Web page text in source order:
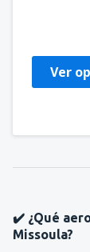
Ver
✔️ ¿Qué
Missoula?